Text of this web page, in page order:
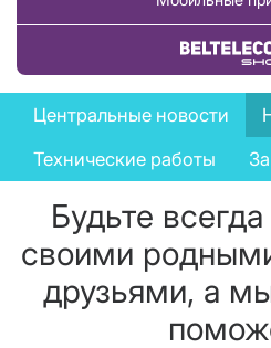
Купить
News
menu
Центральные новости
Технические работы
Будьте
своими
друзьями, а